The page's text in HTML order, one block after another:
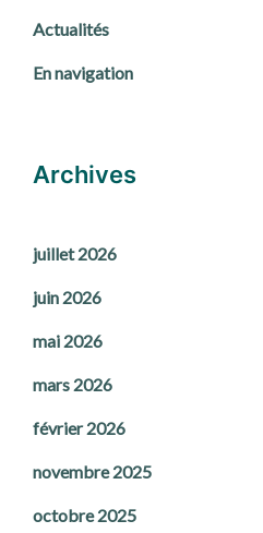
Actualités
En navigation
Archives
juillet 2026
juin 2026
mai 2026
mars 2026
février 2026
novembre 2025
octobre 2025